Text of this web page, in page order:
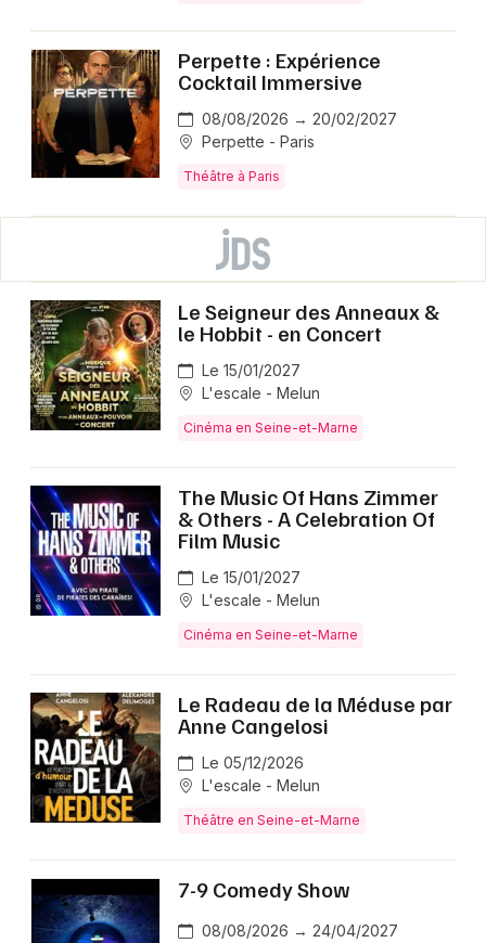
Perpette : Expérience
Cocktail Immersive
08/08/2026 → 20/02/2027
Perpette - Paris
Théâtre à Paris
Le Seigneur des Anneaux &
le Hobbit - en Concert
Le 15/01/2027
L'escale - Melun
Cinéma en Seine-et-Marne
The Music Of Hans Zimmer
& Others - A Celebration Of
Film Music
Le 15/01/2027
L'escale - Melun
Cinéma en Seine-et-Marne
Le Radeau de la Méduse par
Anne Cangelosi
Le 05/12/2026
L'escale - Melun
Théâtre en Seine-et-Marne
7-9 Comedy Show
08/08/2026 → 24/04/2027